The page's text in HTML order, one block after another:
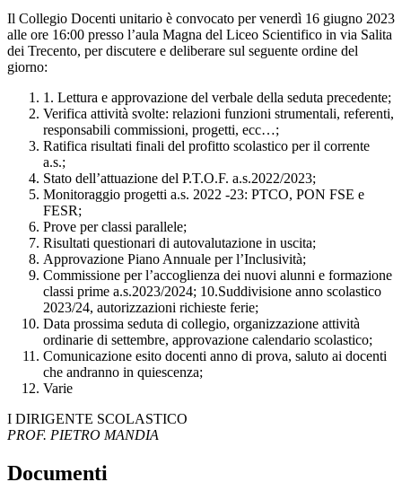
Il Collegio Docenti unitario è convocato per venerdì 16 giugno 2023
alle ore 16:00 presso l’aula Magna del Liceo Scientifico in via Salita
dei Trecento, per discutere e deliberare sul seguente ordine del
giorno:
1. Lettura e approvazione del verbale della seduta precedente;
Verifica attività svolte: relazioni funzioni strumentali, referenti,
responsabili commissioni, progetti, ecc…;
Ratifica risultati finali del profitto scolastico per il corrente
a.s.;
Stato dell’attuazione del P.T.O.F. a.s.2022/2023;
Monitoraggio progetti a.s. 2022 -23: PTCO, PON FSE e
FESR;
Prove per classi parallele;
Risultati questionari di autovalutazione in uscita;
Approvazione Piano Annuale per l’Inclusività;
Commissione per l’accoglienza dei nuovi alunni e formazione
classi prime a.s.2023/2024; 10.Suddivisione anno scolastico
2023/24, autorizzazioni richieste ferie;
Data prossima seduta di collegio, organizzazione attività
ordinarie di settembre, approvazione calendario scolastico;
Comunicazione esito docenti anno di prova, saluto ai docenti
che andranno in quiescenza;
Varie
I DIRIGENTE SCOLASTICO
PROF. PIETRO MANDIA
Documenti